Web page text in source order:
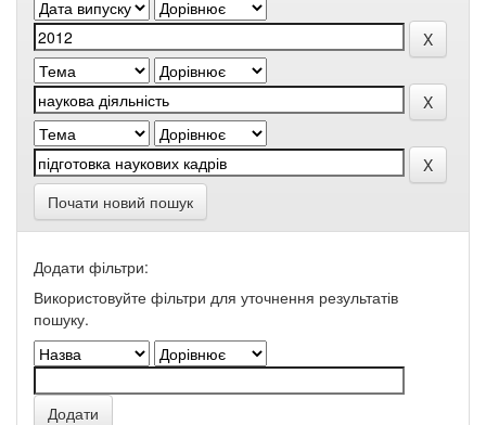
Почати новий пошук
Додати фільтри:
Використовуйте фільтри для уточнення результатів
пошуку.